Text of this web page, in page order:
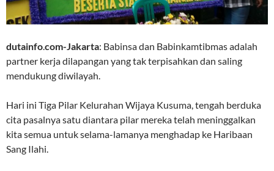
dutainfo.com-Jakarta: Babinsa dan Babinkamtibmas adalah
partner kerja dilapangan yang tak terpisahkan dan saling
mendukung diwilayah.
Hari ini Tiga Pilar Kelurahan Wijaya Kusuma, tengah berduka
cita pasalnya satu diantara pilar mereka telah meninggalkan
kita semua untuk selama-lamanya menghadap ke Haribaan
Sang Ilahi.